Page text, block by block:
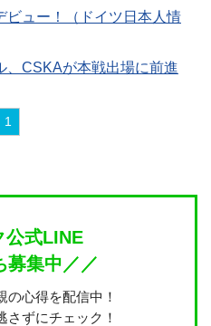
ビュー！（ドイツ日本人情
、CSKAが本戦出場に前進
1
公式LINE
募集中／／
の心得を配信中！
さずにチェック！